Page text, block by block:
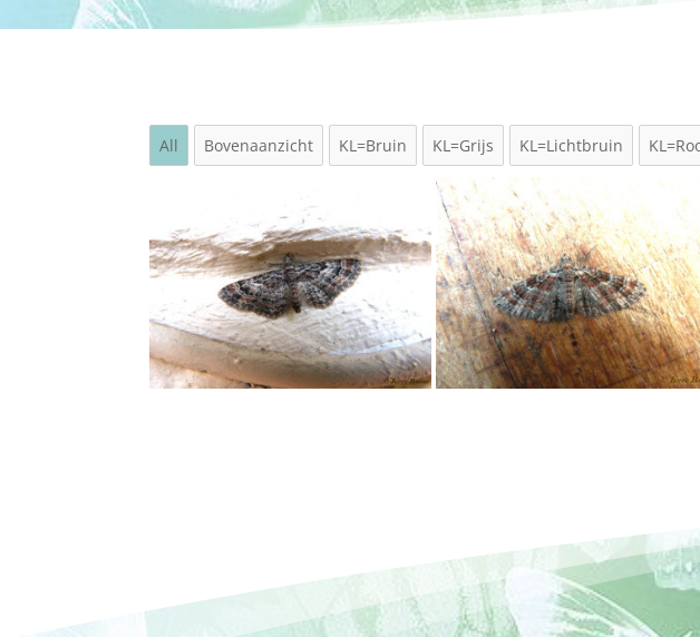
All Bovenaanzicht KL=Bruin KL=Grijs KL=Lichtbruin